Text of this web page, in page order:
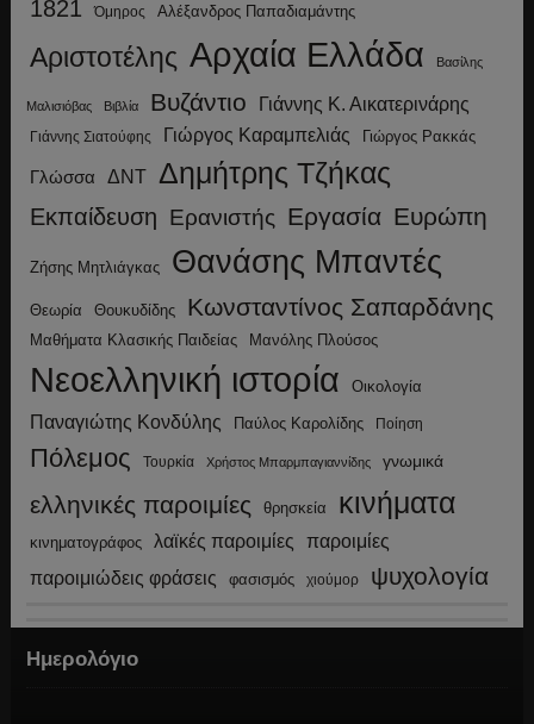
1821 Όμηρος Αλέξανδρος Παπαδιαμάντης
Αριστοτέλης Αρχαία Ελλάδα Βασίλης
Μαλισιόβας Βιβλία Βυζάντιο Γιάννης Κ. Αικατερινάρης
Γιάννης Σιατούφης Γιώργος Καραμπελιάς Γιώργος Ρακκάς
Γλώσσα ΔΝΤ Δημήτρης Τζήκας
Εκπαίδευση Ερανιστής Εργασία Ευρώπη
Ζήσης Μητλιάγκας Θανάσης Μπαντές
Θεωρία Θουκυδίδης Κωνσταντίνος Σαπαρδάνης
Μαθήματα Κλασικής Παιδείας Μανόλης Πλούσος
Νεοελληνική ιστορία Οικολογία
Παναγιώτης Κονδύλης Παύλος Καρολίδης Ποίηση
Πόλεμος Τουρκία Χρήστος Μπαρμπαγιαννίδης γνωμικά
ελληνικές παροιμίες θρησκεία κινήματα
κινηματογράφος λαϊκές παροιμίες παροιμίες
παροιμιώδεις φράσεις φασισμός χιούμορ ψυχολογία
Ημερολόγιο